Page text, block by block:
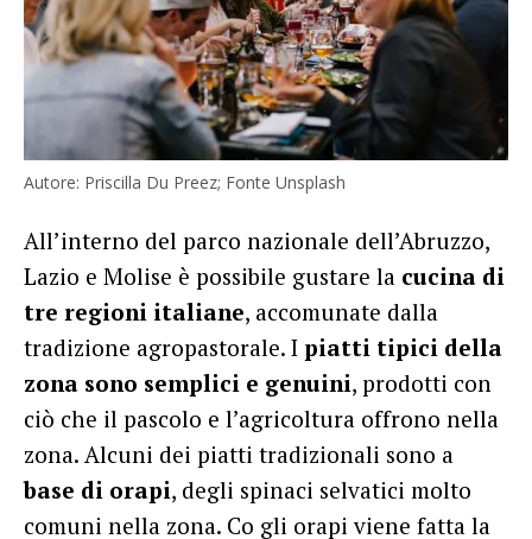
Autore: Priscilla Du Preez; Fonte Unsplash
All’interno del parco nazionale dell’Abruzzo,
Lazio e Molise è possibile gustare la cucina di
tre regioni italiane, accomunate dalla
tradizione agropastorale. I piatti tipici della
zona sono semplici e genuini, prodotti con
ciò che il pascolo e l’agricoltura offrono nella
zona. Alcuni dei piatti tradizionali sono a
base di orapi, degli spinaci selvatici molto
comuni nella zona. Co gli orapi viene fatta la